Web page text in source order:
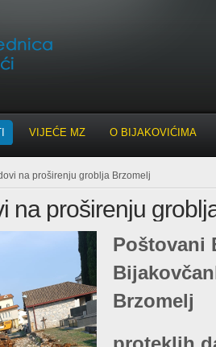
VIJEĆE MZ O BIJAKOVIĆIMA
na proširenju groblja Brzomelj
na proširenju
Poštovani
Brzomelj